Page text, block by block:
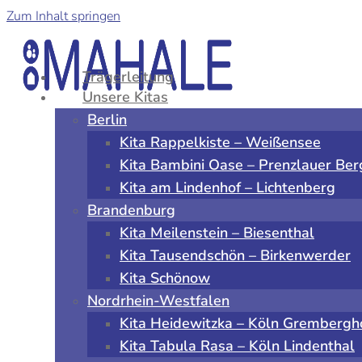
Zum Inhalt springen
Trägerleitung
Unsere Kitas
Berlin
Kita Rappelkiste – Weißensee
Kita Bambini Oase – Prenzlauer
Kita am Lindenhof – Lichtenberg
Brandenburg
Kita Meilenstein – Biesenthal
Kita Tausendschön – Birkenwerder
Kita Schönow
Nordrhein-Westfalen
Kita Heidewitzka – Köln
Kita Tabula Rasa – Köln Lindenthal